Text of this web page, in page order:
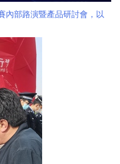
內部路演暨產品研討會，以